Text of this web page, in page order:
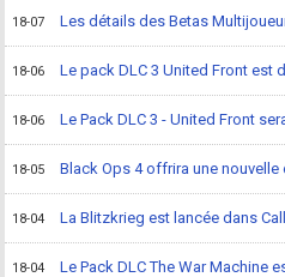
18-07 Les détails des Betas
18-06 Le pack DLC 3 United Front est
18-06 Le Pack DLC 3 - United Front
18-05 Black Ops 4 offrira une nouvelle
18-04 La Blitzkrieg est lancée dans
18-04 Le Pack DLC The War Machine